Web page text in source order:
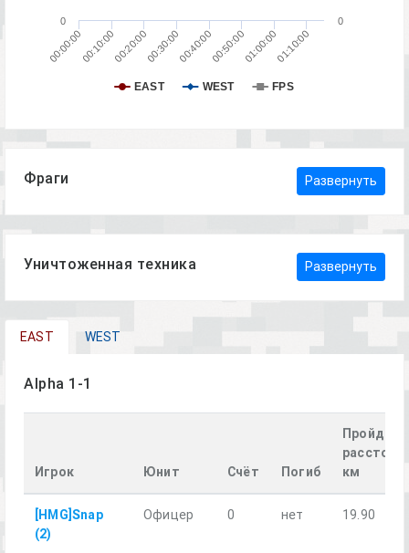
EAST WEST FPS
00:00:0000:10:0000:20:0000:30:0000:40:0000:50:0001:00:0001:10:00
0 0
Фраги Развернуть
Уничтоженная техника Развернуть
EAST WEST
Alpha 1-1
Игрок Юнит Счёт Погиб
км
[HMG]Snap
(2)
Офицер 0 нет 19.90